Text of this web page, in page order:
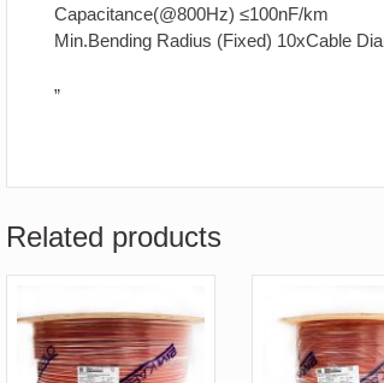
Capacitance(@800Hz) ≤100nF/km
Min.Bending Radius (Fixed) 10xCable
”
Related products